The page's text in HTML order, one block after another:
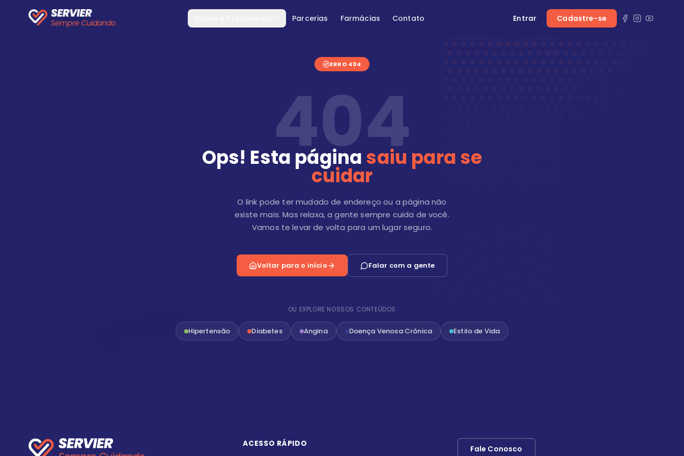
Parcerias Farmácias Contato Entrar Cadastre-se
ERRO 404
404
Ops! Esta páginasaiu para se
cuidar
O link pode ter mudado de endereço ou a página não
existe mais. Mas relaxa, a gente sempre cuida de você.
Vamos te levar de volta para um lugar seguro.
Voltar para o início Falar com a gente
OU EXPLORE NOSSOS CONTEÚDOS
Hipertensão Diabetes Angina Doença Venosa Crônica Estilo de Vida
ACESSO RÁPIDO
Fale Conosco